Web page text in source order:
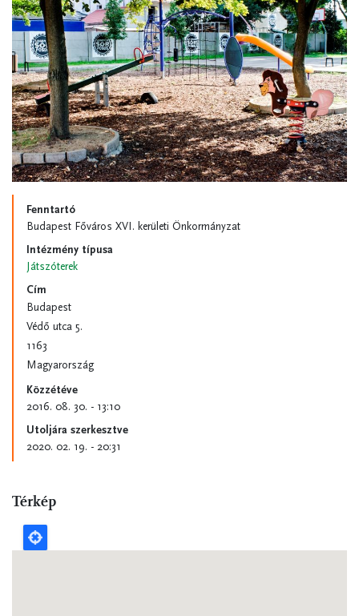
Fenntartó
Budapest Főváros XVI. kerületi Önkormányzat
Intézmény típusa
Játszóterek
Cím
Budapest
Védő utca 5.
1163
Magyarország
Közzétéve
2016. 08. 30. - 13:10
Utoljára szerkesztve
2020. 02. 19. - 20:31
Térkép